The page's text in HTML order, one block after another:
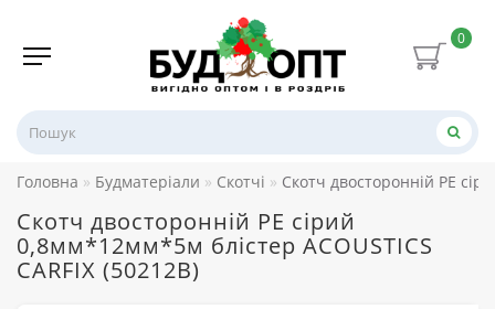
0
Головна Будматеріали Скотчі Скотч двосторонній PE
Скотч двосторонній PE сірий
0,8мм*12мм*5м блістер ACOUSTICS
CARFIX (50212B)